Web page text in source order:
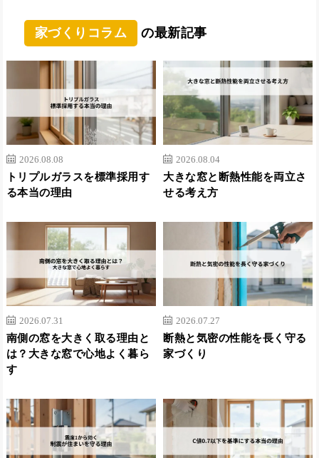
家づくりコラム の最新記事
2026.08.08
トリプルガラスを標準採用す
る本当の理由
2026.08.04
大きな窓と断熱性能を両立さ
せる考え方
2026.07.31
南側の窓を大きく取る理由と
は？大きな窓で心地よく暮ら
す
2026.07.27
断熱と気密の性能を長く守る
家づくり